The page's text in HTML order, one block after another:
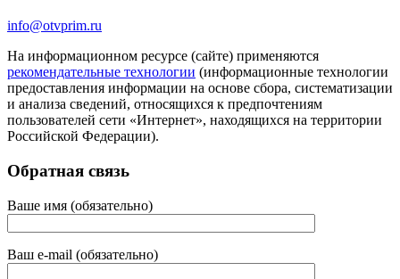
info@otvprim.ru
На информационном ресурсе (сайте) применяются
рекомендательные технологии (информационные технологии
предоставления информации на основе сбора, систематизации
и анализа сведений, относящихся к предпочтениям
пользователей сети «Интернет», находящихся на территории
Российской Федерации).
Обратная связь
Ваше имя (обязательно)
Ваш e-mail (обязательно)